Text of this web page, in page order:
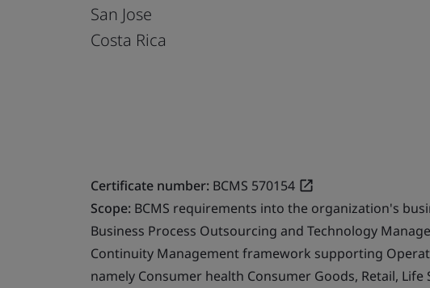
San Jose
Costa Rica
Certificate number: BCMS 570154
Scope: BCMS requirements into the organization's
Business Process Outsourcing and Technology
Continuity Management framework supporting
namely Consumer health Consumer Goods, Retail, Life